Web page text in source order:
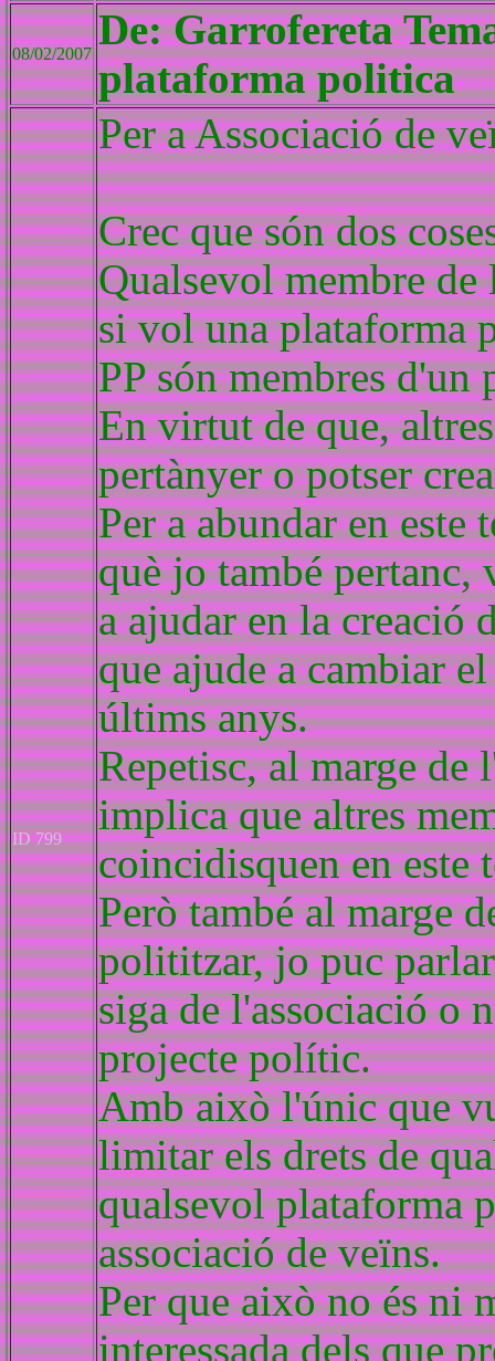
08/02/2007
De: Garrofereta
plataforma politica
ID 799
Per a Associació de
Crec que són dos
Qualsevol membre
si vol una plataforma
PP són membres
En virtut de que,
pertànyer o potser
Per a abundar en este
què jo també
a ajudar en la creació
que ajude a cambiar
últims anys.
Repetisc, al marge de
implica que altres
coincidisquen en este
Però també al marge
polititzar, jo puc
siga de l'associació o
projecte polític.
Amb això l'únic que
limitar els drets de
qualsevol plataforma
associació de veïns.
Per que això no és ni
interessada dels que